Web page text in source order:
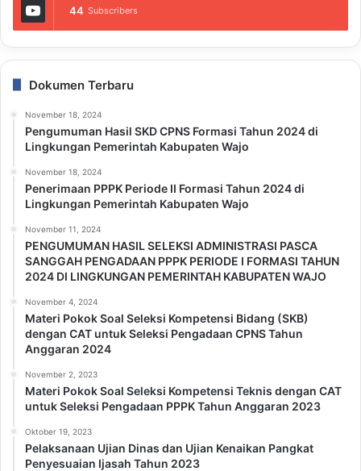
44 Subscribers
Dokumen Terbaru
November 18, 2024
Pengumuman Hasil SKD CPNS Formasi Tahun 2024 di
Lingkungan Pemerintah Kabupaten Wajo
November 18, 2024
Penerimaan PPPK Periode II Formasi Tahun 2024 di
Lingkungan Pemerintah Kabupaten Wajo
November 11, 2024
PENGUMUMAN HASIL SELEKSI ADMINISTRASI PASCA
SANGGAH PENGADAAN PPPK PERIODE I FORMASI TAHUN
2024 DI LINGKUNGAN PEMERINTAH KABUPATEN WAJO
November 4, 2024
Materi Pokok Soal Seleksi Kompetensi Bidang (SKB)
dengan CAT untuk Seleksi Pengadaan CPNS Tahun
Anggaran 2024
November 2, 2023
Materi Pokok Soal Seleksi Kompetensi Teknis dengan CAT
untuk Seleksi Pengadaan PPPK Tahun Anggaran 2023
Oktober 19, 2023
Pelaksanaan Ujian Dinas dan Ujian Kenaikan Pangkat
Penyesuaian Ijasah Tahun 2023